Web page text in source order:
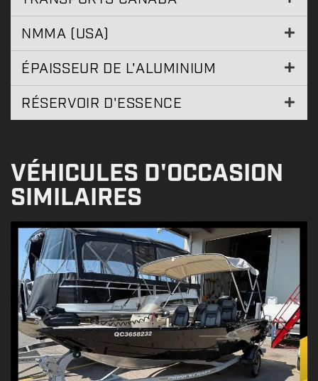
NMMA (USA)
ÉPAISSEUR DE L'ALUMINIUM
RÉSERVOIR D'ESSENCE
VÉHICULES D'OCCASION
SIMILAIRES